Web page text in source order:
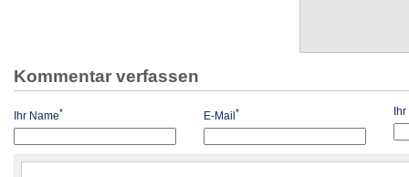
Kommentar verfassen
Ihr Name* E-Mail* Ihr